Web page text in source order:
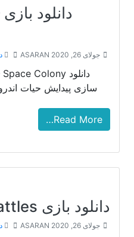
جولای 26, 2020 ASARAN
Read More…
دانلود بازی Mighty Battles
جولای 26, 2020 ASARAN